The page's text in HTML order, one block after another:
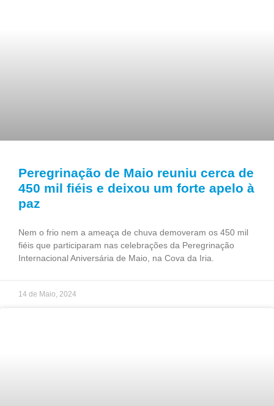
Peregrinação de Maio reuniu cerca de
450 mil fiéis e deixou um forte apelo à
paz
Nem o frio nem a ameaça de chuva demoveram os 450 mil
fiéis que participaram nas celebrações da Peregrinação
Internacional Aniversária de Maio, na Cova da Iria.
14 de Maio, 2024